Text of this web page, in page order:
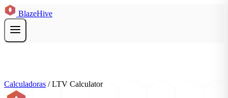
BlazeHive
Calculadoras / LTV Calculator